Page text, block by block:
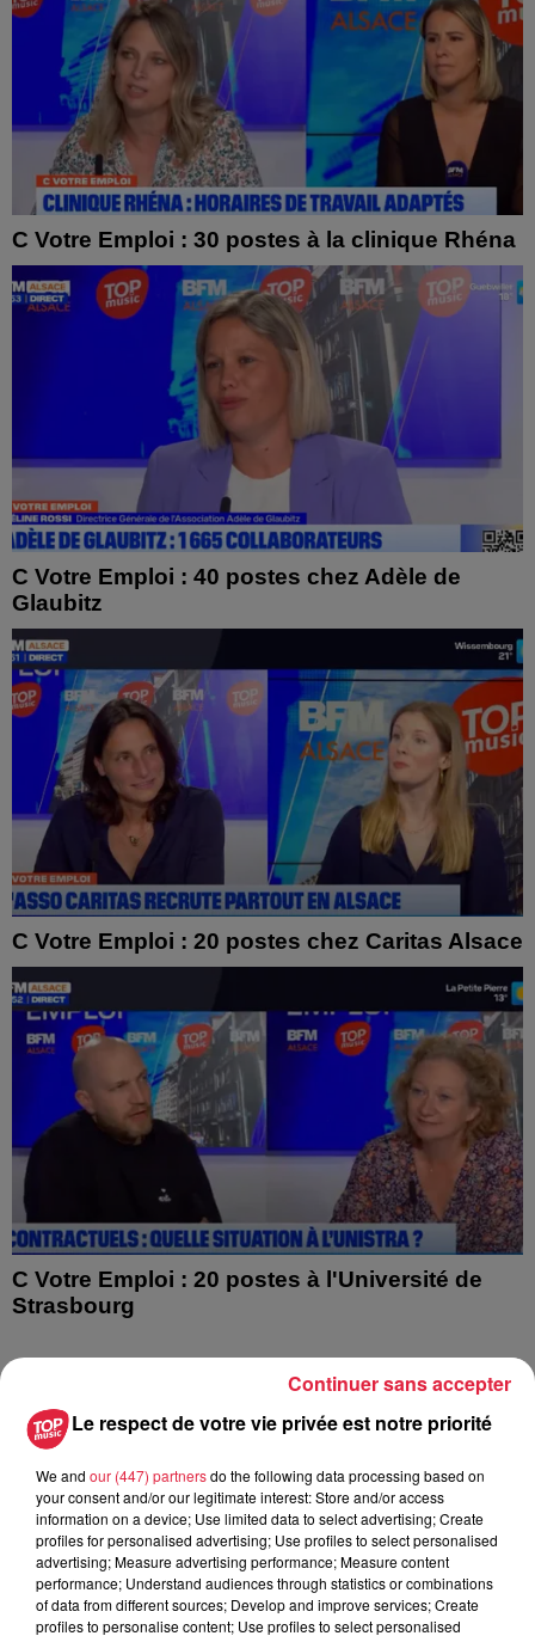
C Votre Emploi : 30 postes à la clinique Rhéna
C Votre Emploi : 40 postes chez Adèle de
Glaubitz
C Votre Emploi : 20 postes chez Caritas Alsace
C Votre Emploi : 20 postes à l'Université de
Strasbourg
1 2 3 4 5
Le respect de votre vie privée est notre priorité
We and our (447) partnersdo the following data processing based on
your consent and/or our legitimate interest: Store and/or access
information on a device; Use limited data to select advertising; Create
profiles for personalised advertising; Use profiles to select personalised
advertising; Measure advertising performance; Measure content
performance; Understand audiences through statistics or combinations
of data from different sources; Develop and improve services; Create
profiles to personalise content; Use profiles to select personalised
Continuer sans accepter